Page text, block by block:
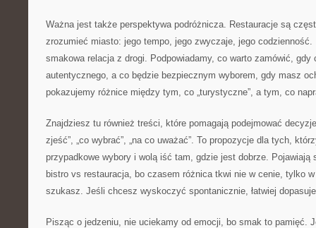
Ważna jest także perspektywa podróżnicza. Restauracje są
zrozumieć miasto: jego tempo, jego zwyczaje, jego codzienność.
smakowa relacja z drogi. Podpowiadamy, co warto zamówić,
autentycznego, a co będzie bezpiecznym wyborem, gdy masz
pokazujemy różnice między tym, co „turystyczne”, a tym, co
Znajdziesz tu również treści, które pomagają podejmować
zjeść”, „co wybrać”, „na co uważać”. To propozycje dla tych,
przypadkowe wybory i wolą iść tam, gdzie jest dobrze. Pojawiają
bistro vs restauracja, bo czasem różnica tkwi nie w cenie, tylko
szukasz. Jeśli chcesz wyskoczyć spontanicznie, łatwiej
Pisząc o jedzeniu, nie uciekamy od emocji, bo smak to pamięć.